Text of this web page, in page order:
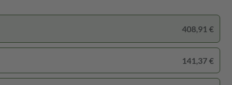
408,91 €
141,37 €